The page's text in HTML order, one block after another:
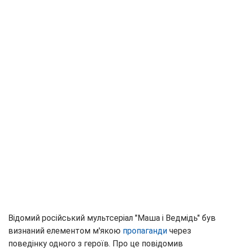
Відомий російський мультсеріал "Маша і Ведмідь" був
визнаний елементом м'якою пропаганди через
поведінку одного з героїв. Про це повідомив